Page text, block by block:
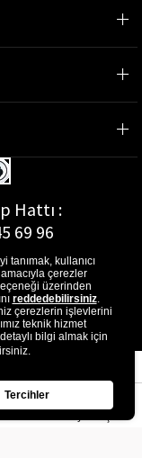
Hattı :
69 96
tanımak, kullanıcı
çerezler
üzerinden
reddedebilirsiniz.
çerezlerin işlevlerini
teknik hizmet
bilgi almak için
Tercihler